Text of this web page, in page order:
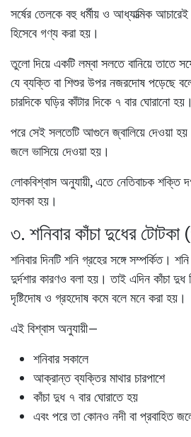
সর্ষের তেলকে বহু ধর্মীয় ও আধ্যাত্মিক
হিসেবে গণ্য করা হয়।
তুলো দিয়ে একটি লম্বা সলতে বানিয়ে তাতে
যে ব্যক্তি বা শিশুর উপর নজরদোষ পড়েছে
চারদিকে ঘড়ির কাঁটার দিকে ৭ বারঘোরানো হয়।
পরে সেই সলতেটি আগুনে জ্বালিয়ে দেওয়া
জলে ভাসিয়ে দেওয়া হয়।
লোকবিশ্বাস অনুযায়ী, এতে নেতিবাচক শক্তি
হালকা হয়।
৩. শনিবার কাঁচা দুধের
শনিবার দিনটি শনি গ্রহের সঙ্গে সম্পর্কিত।
দুর্দশার কারণও বলা হয়। তাই এদিন কাঁচা দুধ
দৃষ্টিদোষ ও গ্রহদোষ কমে বলে মনে করা হয়।
এই বিশ্বাস অনুযায়ী—
শনিবার সকালে
আক্রান্ত ব্যক্তির মাথার চারপাশে
কাঁচা দুধ ৭ বার ঘোরাতে হয়
এবং পরে তা কোনও নদী বা প্রবাহিত